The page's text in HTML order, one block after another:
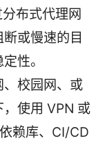
布式代理网
或慢速的目
性。
校园网、或
使用 VPN 或
赖库、CI/CD